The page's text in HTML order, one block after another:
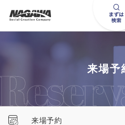
お問い合わせ
来場予
来場予約